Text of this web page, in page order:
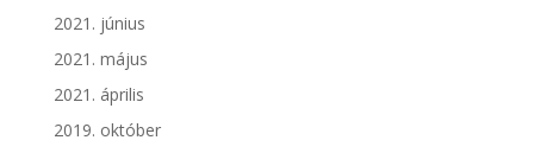
2021. június
2021. május
2021. április
2019. október